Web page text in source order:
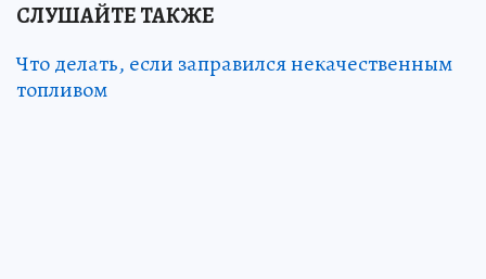
СЛУШАЙТЕ ТАКЖЕ
Что делать, если заправился некачественным
топливом